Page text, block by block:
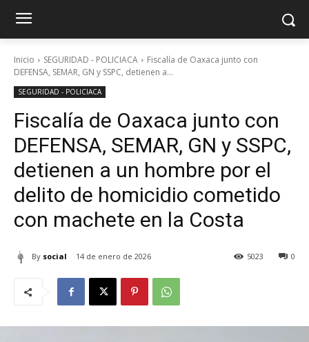
Inicio SEGURIDAD - POLICIACA
Fiscalía de Oaxaca junto con
DEFENSA, SEMAR, GN y SSPC, detienen a...
SEGURIDAD - POLICIACA
Fiscalía de Oaxaca junto con
DEFENSA, SEMAR, GN y SSPC,
detienen a un hombre por el
delito de homicidio cometido
con machete en la Costa
By social 14 de enero de 2026 0
5023